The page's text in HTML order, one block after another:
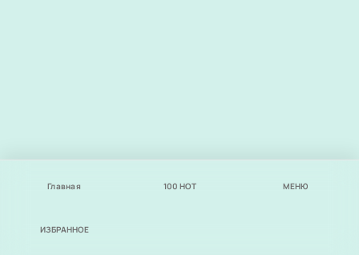
Главная 100 НОТ МЕНЮ
ИЗБРАННОЕ